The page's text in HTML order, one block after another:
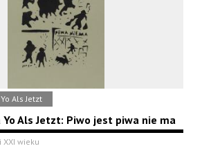
Als Jetzt
Yo Als Jetzt: Piwo jest piwa nie ma
XXI wieku